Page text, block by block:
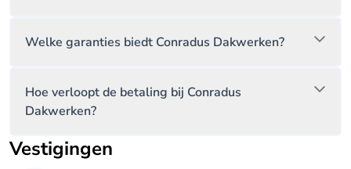
overeenstemming met uw wensen verloopt.
hoogte van de status van de werkzaamheden en
zorgen ervoor dat alles naar uw tevredenheid wordt
uitgevoerd.
Welke garanties biedt Conradus Dakwerken?
Hoe verloopt de betaling bij Conradus
Dakwerken?
Vestigingen